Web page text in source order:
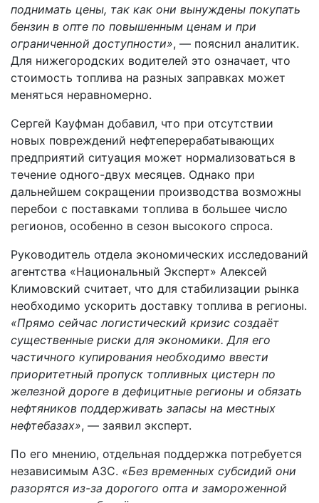
поднимать цены, так как они вынуждены покупать
бензин в опте по повышенным ценам и при
ограниченной доступности», — пояснил аналитик.
Для нижегородских водителей это означает, что
стоимость топлива на разных заправках может
меняться неравномерно.
Сергей Кауфман добавил, что при отсутствии
новых повреждений нефтеперерабатывающих
предприятий ситуация может нормализоваться в
течение одного-двух месяцев. Однако при
дальнейшем сокращении производства возможны
перебои с поставками топлива в большее число
регионов, особенно в сезон высокого спроса.
Руководитель отдела экономических исследований
агентства «Национальный Эксперт» Алексей
Климовский считает, что для стабилизации рынка
необходимо ускорить доставку топлива в регионы.
«Прямо сейчас логистический кризис создаёт
существенные риски для экономики. Для его
частичного купирования необходимо ввести
приоритетный пропуск топливных цистерн по
железной дороге в дефицитные регионы и обязать
нефтяников поддерживать запасы на местных
нефтебазах», — заявил эксперт.
По его мнению, отдельная поддержка потребуется
независимым АЗС. «Без временных субсидий они
разорятся из-за дорогого опта и замороженной